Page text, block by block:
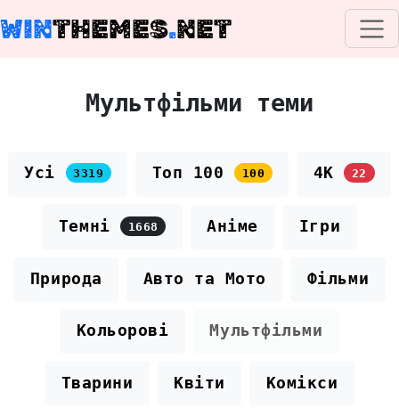
WINTHEMES.NET
Мультфільми теми
Усі 3319 Топ 100 100 4K 22
Темні 1668 Аніме Ігри
Природа Авто та Мото Фільми
Кольорові Мультфільми
Тварини Квіти Комікси